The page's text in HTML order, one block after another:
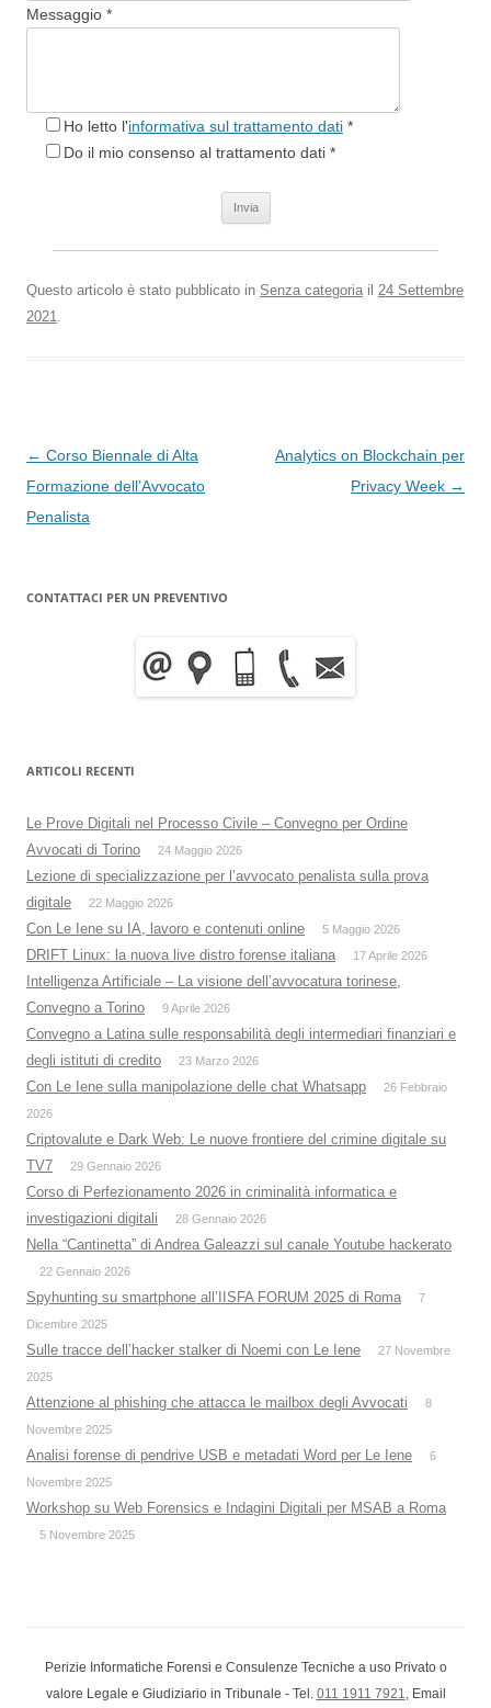
Messaggio *
Ho letto l'informativa sul trattamento dati *
Do il mio consenso al trattamento dati *
Questo articolo è stato pubblicato in Senza categoria il 24 Settembre
2021.
Navigazione
articolo
← Corso Biennale di Alta
Formazione dell’Avvocato
Penalista
Analytics on Blockchain per
Privacy Week →
CONTATTACI PER UN PREVENTIVO
ARTICOLI RECENTI
Le Prove Digitali nel Processo Civile – Convegno per Ordine
Avvocati di Torino
24 Maggio 2026
Lezione di specializzazione per l’avvocato penalista sulla prova
digitale
22 Maggio 2026
Con Le Iene su IA, lavoro e contenuti online 5 Maggio 2026
DRIFT Linux: la nuova live distro forense italiana 17 Aprile 2026
Intelligenza Artificiale – La visione dell’avvocatura torinese,
Convegno a Torino
9 Aprile 2026
Convegno a Latina sulle responsabilità degli intermediari finanziari e
degli istituti di credito
23 Marzo 2026
Con Le Iene sulla manipolazione delle chat Whatsapp
26 Febbraio
2026
Criptovalute e Dark Web: Le nuove frontiere del crimine digitale su
TV7
29 Gennaio 2026
Corso di Perfezionamento 2026 in criminalità informatica e
investigazioni digitali
28 Gennaio 2026
Nella “Cantinetta” di Andrea Galeazzi sul canale Youtube hackerato
22 Gennaio 2026
Spyhunting su smartphone all’IISFA FORUM 2025 di Roma
7
Dicembre 2025
Sulle tracce dell’hacker stalker di Noemi con Le Iene
27 Novembre
2025
Attenzione al phishing che attacca le mailbox degli Avvocati
8
Novembre 2025
Analisi forense di pendrive USB e metadati Word per Le Iene
6
Novembre 2025
Workshop su Web Forensics e Indagini Digitali per MSAB a Roma
5 Novembre 2025
Perizie Informatiche Forensi e Consulenze Tecniche a uso Privato o
valore Legale e Giudiziario in Tribunale - Tel. 011 1911 7921, Email